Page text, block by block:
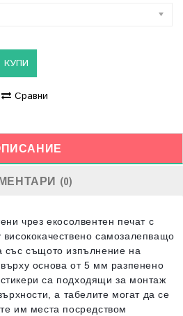
КУПИ
Сравни
(0)
чрез екосолвентен печат с
самозалепващо
със същото изпълнение на
основа от 5 мм разпенено
са подходящи за монтаж
а табелите могат да се
им места посредством